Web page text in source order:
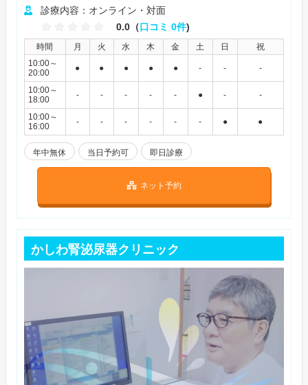
診療内容：オンライン・対面
0.0（口コミ 0件)
時間 月 火 水 木 金 土 日
祝
10:00～
20:00
● ● ● ● ● - - -
10:00～
18:00
- - - - - ● - -
10:00～
16:00
- - - - - - ● ●
年中無休 当日予約可 即日診療
ネット予約
かしわ腎泌尿器クリニック